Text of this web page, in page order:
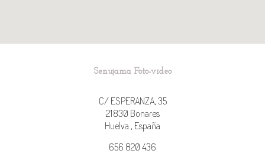
Senujama Foto-video
C/ ESPERANZA, 35
21830 Bonares
Huelva , España
656 820 436